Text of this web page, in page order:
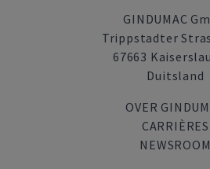
GINDUMAC
Trippstadter
67663
Duitsland
OVER
CARRIÈRES
NEWSROOM